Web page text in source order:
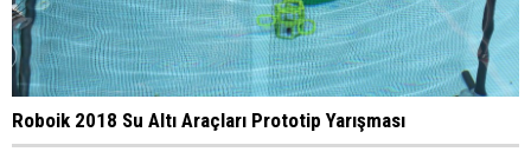
Roboik 2018 Su Altı Araçları Prototip Yarışması